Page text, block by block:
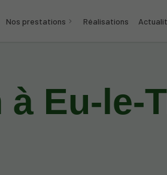
Nos prestations Réalisations
Eu-le-